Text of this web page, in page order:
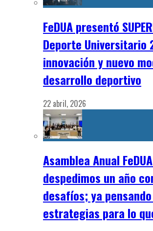
FeDUA presentó
Deporte Universitario
innovación y nuevo
desarrollo deportivo
22 abril, 2026
Asamblea Anual
despedimos un año
desafíos; ya
estrategias para lo